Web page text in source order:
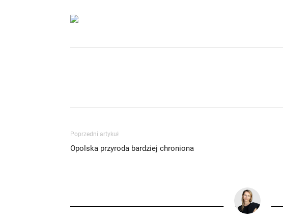
Poprzedni artykuł
Opolska przyroda bardziej chroniona